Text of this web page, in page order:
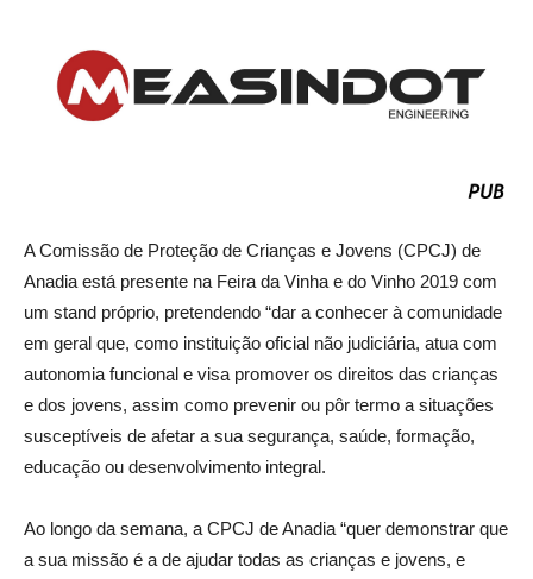
A Comissão de Proteção de Crianças e Jovens (CPCJ) de
Anadia está presente na Feira da Vinha e do Vinho 2019 com
um stand próprio, pretendendo “dar a conhecer à comunidade
em geral que, como instituição oficial não judiciária, atua com
autonomia funcional e visa promover os direitos das crianças
e dos jovens, assim como prevenir ou pôr termo a situações
susceptíveis de afetar a sua segurança, saúde, formação,
educação ou desenvolvimento integral.
Ao longo da semana, a CPCJ de Anadia “quer demonstrar que
a sua missão é a de ajudar todas as crianças e jovens, e